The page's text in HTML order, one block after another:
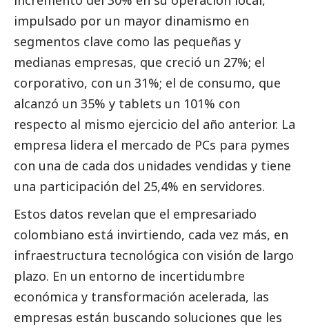
impulsado por un mayor dinamismo en
segmentos clave como las pequeñas y
medianas empresas, que creció un 27%; el
corporativo, con un 31%; el de consumo, que
alcanzó un 35% y tablets un 101% con
respecto al mismo ejercicio del año anterior. La
empresa lidera el mercado de PCs para pymes
con una de cada dos unidades vendidas y tiene
una participación del 25,4% en servidores.
Estos datos revelan que el empresariado
colombiano está invirtiendo, cada vez más, en
infraestructura tecnológica con visión de largo
plazo. En un entorno de incertidumbre
económica y transformación acelerada, las
empresas están buscando soluciones que les